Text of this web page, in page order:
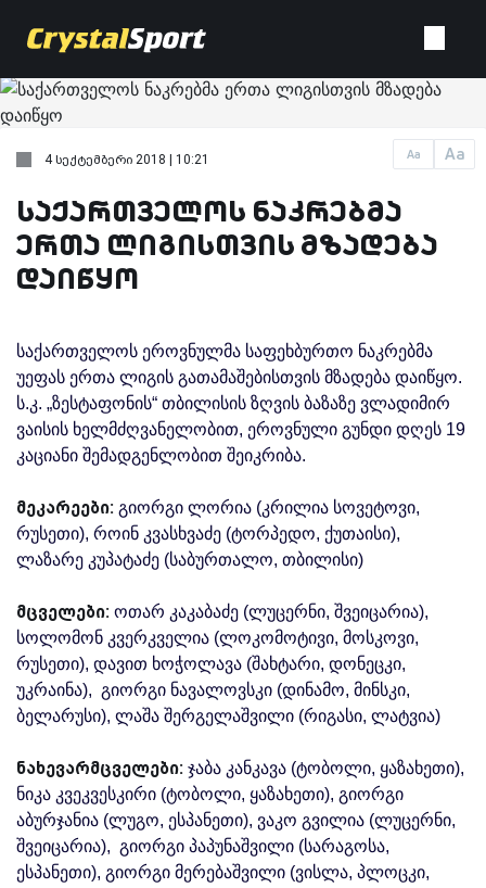
Aa Aa
4 სექტემბერი 2018 | 10:21
საქართველოს ნაკრებმა
ერთა ლიგისთვის მზადება
დაიწყო
საქართველოს ეროვნულმა საფეხბურთო ნაკრებმა
უეფას ერთა ლიგის გათამაშებისთვის მზადება დაიწყო.
ს.კ. „ზესტაფონის“ თბილისის ზღვის ბაზაზე ვლადიმირ
ვაისის ხელმძღვანელობით, ეროვნული გუნდი დღეს 19
კაციანი შემადგენლობით შეიკრიბა.
მეკარეები: გიორგი ლორია (კრილია სოვეტოვი,
რუსეთი), როინ კვასხვაძე (ტორპედო, ქუთაისი),
ლაზარე კუპატაძე (საბურთალო, თბილისი)
მცველები: ოთარ კაკაბაძე (ლუცერნი, შვეიცარია),
სოლომონ კვერკველია (ლოკომოტივი, მოსკოვი,
რუსეთი), დავით ხოჭოლავა (შახტარი, დონეცკი,
უკრაინა), გიორგი ნავალოვსკი (დინამო, მინსკი,
ბელარუსი), ლაშა შერგელაშვილი (რიგასი, ლატვია)
ნახევარმცველები: ჯაბა კანკავა (ტობოლი, ყაზახეთი),
ნიკა კვეკვესკირი (ტობოლი, ყაზახეთი), გიორგი
აბურჯანია (ლუგო, ესპანეთი), ვაკო გვილია (ლუცერნი,
შვეიცარია), გიორგი პაპუნაშვილი (სარაგოსა,
ესპანეთი), გიორგი მერებაშვილი (ვისლა, პლოცკი,